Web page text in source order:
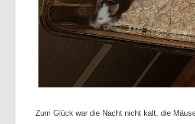
Zum Glück war die Nacht nicht kalt, die